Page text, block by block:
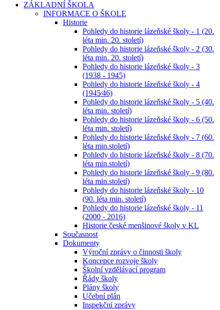
ZÁKLADNÍ ŠKOLA
INFORMACE O ŠKOLE
Historie
Pohledy do historie lázeňské školy - 1 (20.
léta min. 20. století)
Pohledy do historie lázeňské školy - 2 (30.
léta min. 20. století)
Pohledy do historie lázeňské školy - 3
(1938 - 1945)
Pohledy do historie lázeňské školy - 4
(1945⁄46)
Pohledy do historie lázeňské školy - 5 (40.
léta min. století)
Pohledy do historie lázeňské školy - 6 (50.
léta min. století)
Pohledy do historie lázeňské školy - 7 (60.
léta min.století)
Pohledy do historie lázeňské školy - 8 (70.
léta min.století)
Pohledy do historie lázeňské školy - 9 (80.
léta min.století)
Pohledy do historie lázeňské školy - 10
(90. léta min. století)
Pohledy do historie lázeňské školy - 11
(2000 - 2016)
Historie české menšinové školy v KL
Současnost
Dokumenty
Výroční zprávy o činnosti školy
Koncepce rozvoje školy
Školní vzdělávací program
Řády školy
Plány školy
Učební plán
Inspekční zprávy